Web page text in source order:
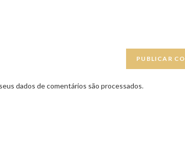
dados de comentários são processados.